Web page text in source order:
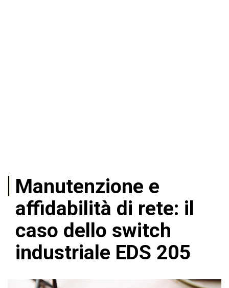
Manutenzione e
affidabilità di rete: il
caso dello switch
industriale EDS 205